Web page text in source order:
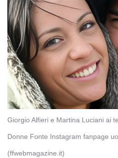
Giorgio Alfieri e Martina Luciani ai
Donne Fonte Instagram fanpage
(ffwebmagazine.it)